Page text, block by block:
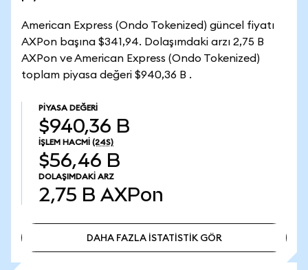
American Express (Ondo Tokenized) güncel fiyatı
AXPon başına $341,94. Dolaşımdaki arzı 2,75 B
AXPon ve American Express (Ondo Tokenized)
toplam piyasa değeri $940,36 B .
PIYASA DEĞERI
$940,36 B
İŞLEM HACMI (24S)
$56,46 B
DOLAŞIMDAKI ARZ
2,75 B AXPon
DAHA FAZLA İSTATİSTİK GÖR